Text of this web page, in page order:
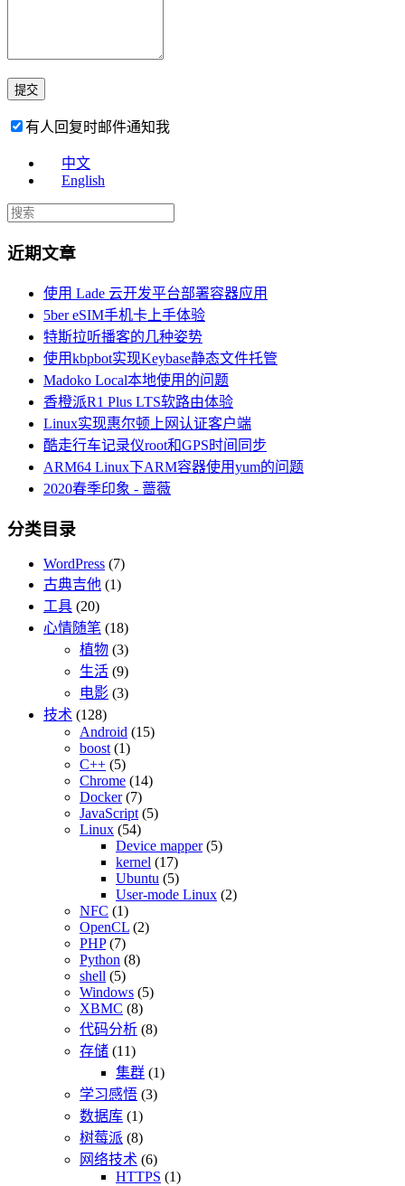
有人回复时邮件通知我
中文
English
近期文章
使用 Lade 云开发平台部署容器应用
5ber eSIM手机卡上手体验
特斯拉听播客的几种姿势
使用kbpbot实现Keybase静态文件托管
Madoko Local本地使用的问题
香橙派R1 Plus LTS软路由体验
Linux实现惠尔顿上网认证客户端
酷走行车记录仪root和GPS时间同步
ARM64 Linux下ARM容器使用yum的问题
2020春季印象 - 蔷薇
分类目录
WordPress (7)
古典吉他 (1)
工具 (20)
心情随笔 (18)
植物 (3)
生活 (9)
电影 (3)
技术 (128)
Android (15)
boost (1)
C++ (5)
Chrome (14)
Docker(7)
JavaScript (5)
Linux (54)
Device mapper(5)
kernel (17)
Ubuntu (5)
User-mode Linux (2)
NFC (1)
OpenCL (2)
PHP(7)
Python (8)
shell (5)
Windows (5)
XBMC (8)
代码分析 (8)
存储 (11)
集群 (1)
学习感悟 (3)
数据库 (1)
树莓派 (8)
网络技术 (6)
HTTPS (1)